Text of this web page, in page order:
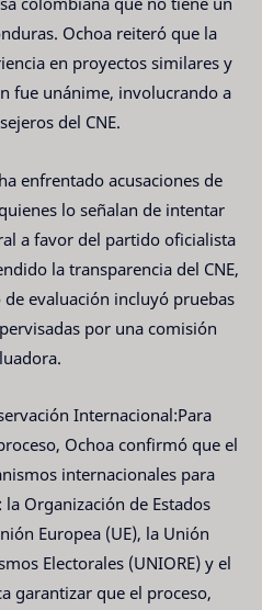
Ochoa reiteró que la
en proyectos similares y
fue unánime, involucrando a
del CNE.
enfrentado acusaciones de
lo señalan de intentar
a favor del partido oficialista
la transparencia del CNE,
evaluación incluyó pruebas
por una comisión
Internacional:Para
Ochoa confirmó que el
internacionales para
Organización de Estados
Europea (UE), la Unión
Electorales (UNIORE) y el
garantizar que el proceso,